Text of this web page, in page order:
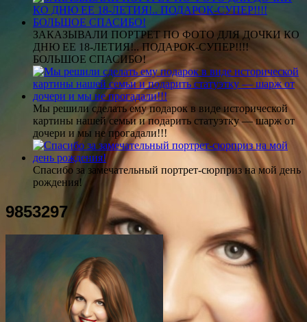
ЗАКАЗЫВАЛИ ПОРТРЕТ ПО ФОТО ДЛЯ ДОЧКИ КО
ДНЮ ЕЕ 18-ЛЕТИЯ!.. ПОДАРОК-СУПЕР!!!!
БОЛЬШОЕ СПАСИБО!
Мы решили сделать ему подарок в виде исторической
картины нашей семьи и подарить статуэтку — шарж от
дочери и мы не прогадали!!!
Спасибо за замечательный портрет-сюрприз на мой день
рождения!
9853297